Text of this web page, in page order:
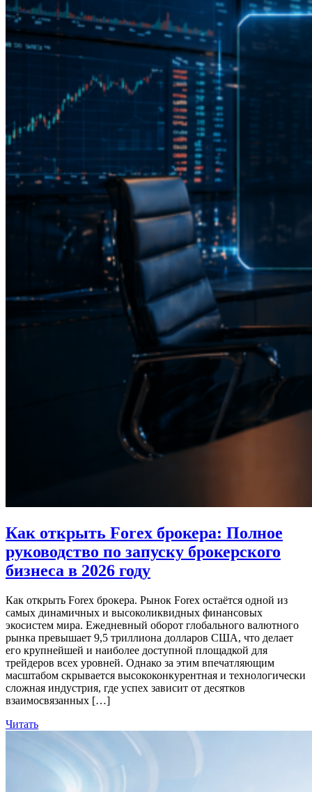
Как открыть Forex брокера: Полное
руководство по запуску брокерского
бизнеса в 2026 году
Как открыть Forex брокера. Рынок Forex остаётся одной из
самых динамичных и высоколиквидных финансовых
экосистем мира. Ежедневный оборот глобального валютного
рынка превышает 9,5 триллиона долларов США, что делает
его крупнейшей и наиболее доступной площадкой для
трейдеров всех уровней. Однако за этим впечатляющим
масштабом скрывается высококонкурентная и технологически
сложная индустрия, где успех зависит от десятков
взаимосвязанных […]
Читать